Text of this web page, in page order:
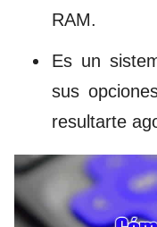
RAM.
Es un
sus
resultarte